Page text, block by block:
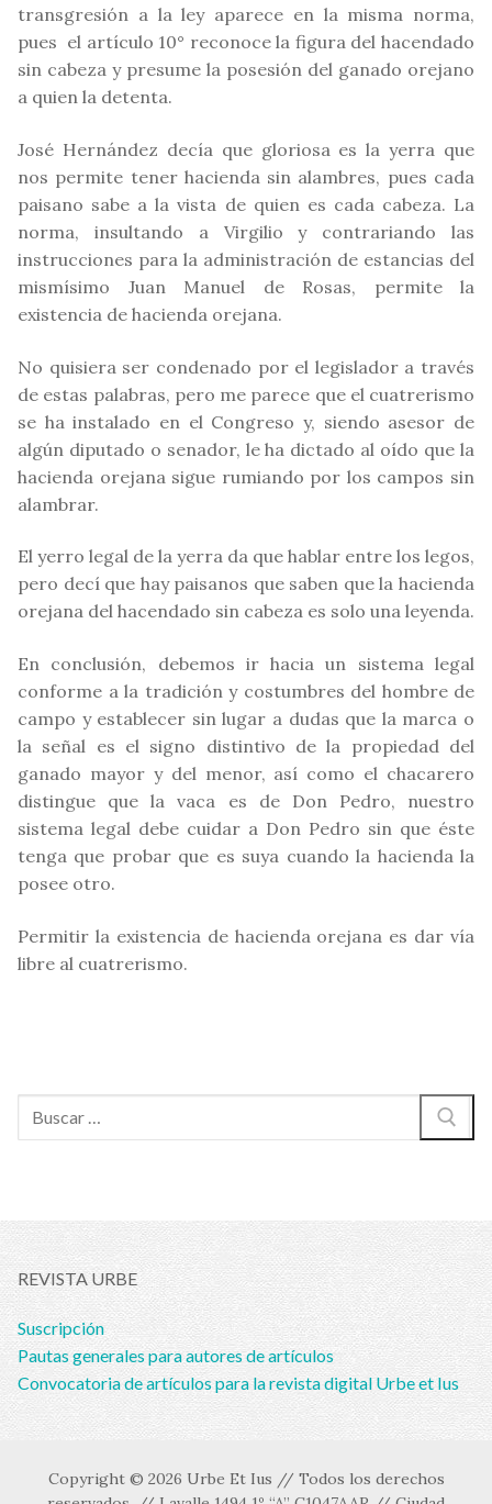
transgresión a la ley aparece en la misma norma,
pues el artículo 10° reconoce la figura del hacendado
sin cabeza y presume la posesión del ganado orejano
a quien la detenta.
José Hernández decía que gloriosa es la yerra que
nos permite tener hacienda sin alambres, pues cada
paisano sabe a la vista de quien es cada cabeza. La
norma, insultando a Virgilio y contrariando las
instrucciones para la administración de estancias del
mismísimo Juan Manuel de Rosas, permite la
existencia de hacienda orejana.
No quisiera ser condenado por el legislador a través
de estas palabras, pero me parece que el cuatrerismo
se ha instalado en el Congreso y, siendo asesor de
algún diputado o senador, le ha dictado al oído que la
hacienda orejana sigue rumiando por los campos sin
alambrar.
El yerro legal de la yerra da que hablar entre los legos,
pero decí que hay paisanos que saben que la hacienda
orejana del hacendado sin cabeza es solo una leyenda.
En conclusión, debemos ir hacia un sistema legal
conforme a la tradición y costumbres del hombre de
campo y establecer sin lugar a dudas que la marca o
la señal es el signo distintivo de la propiedad del
ganado mayor y del menor, así como el chacarero
distingue que la vaca es de Don Pedro, nuestro
sistema legal debe cuidar a Don Pedro sin que éste
tenga que probar que es suya cuando la hacienda la
posee otro.
Permitir la existencia de hacienda orejana es dar vía
libre al cuatrerismo.
Buscar:
REVISTA URBE
Suscripción
Pautas generales para autores de artículos
Convocatoria de artículos para la revista digital Urbe et Ius
Copyright © 2026 Urbe Et Ius // Todos los derechos